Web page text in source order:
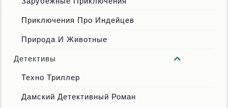
Приключения Про Индейцев
Природа И Животные
Детективы
Техно Триллер
Дамский Детективный Роман